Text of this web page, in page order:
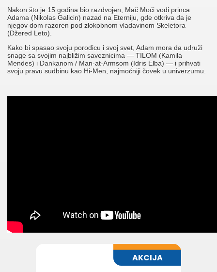
Nakon što je 15 godina bio razdvojen, Mač Moći vodi princa
Adama (Nikolas Galicin) nazad na Eterniju, gde otkriva da je
njegov dom razoren pod zlokobnom vladavinom Skeletora
(Džered Leto).
Kako bi spasao svoju porodicu i svoj svet, Adam mora da udruži
snage sa svojim najbližim saveznicima — TILOM (Kamila
Mendes) i Dankanom / Man-at-Armsom (Idris Elba) — i prihvati
svoju pravu sudbinu kao Hi-Men, najmoćniji čovek u univerzumu.